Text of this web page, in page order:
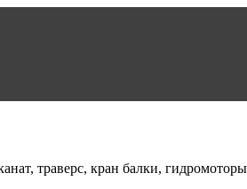
траверс, кран балки,